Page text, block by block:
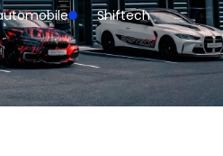
Shiftech